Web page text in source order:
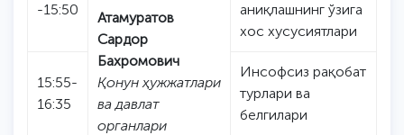
Атамуратов
Сардор
Бахромович
Қонун ҳужжатлари
ва давлат
органлари
-15:50
аниқлашнинг ўзига
хос хусусиятлари
15:55-
16:35
Инсофсиз рақобат
турлари ва
белгилари